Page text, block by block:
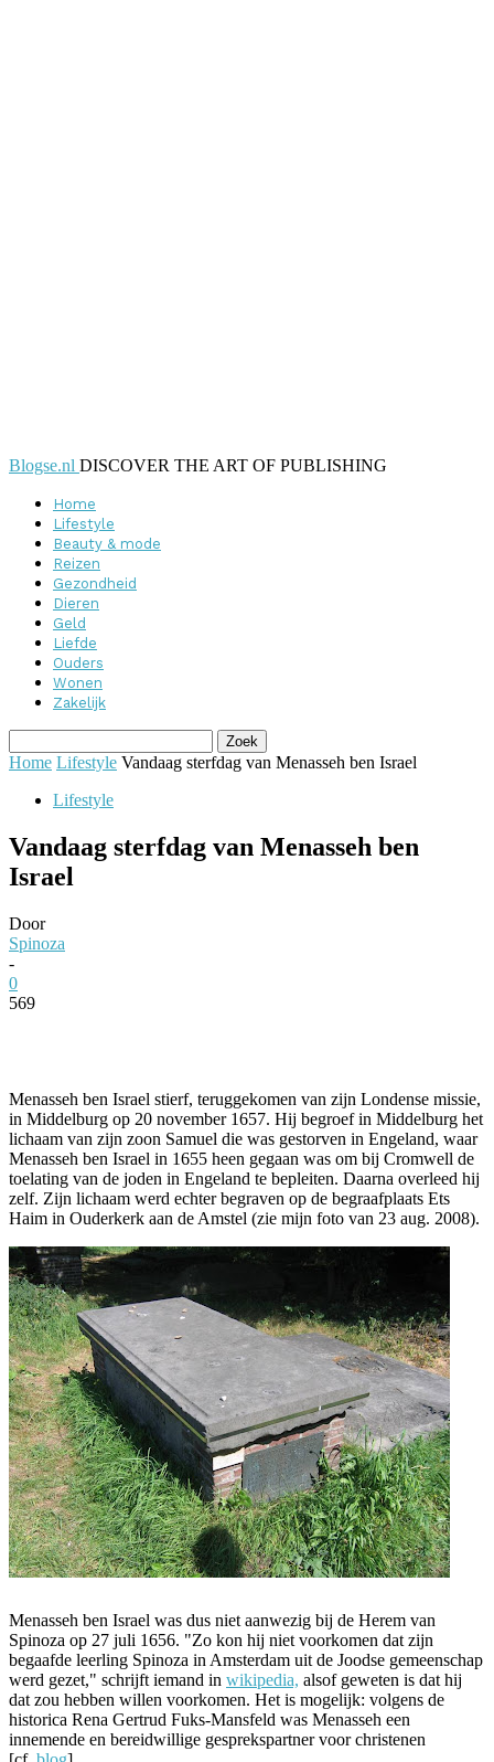
Blogse.nl DISCOVER THE ART OF PUBLISHING
Home
Lifestyle
Beauty & mode
Reizen
Gezondheid
Dieren
Geld
Liefde
Ouders
Wonen
Zakelijk
Home Lifestyle Vandaag sterfdag van Menasseh ben Israel
Lifestyle
Vandaag sterfdag van Menasseh ben
Israel
Door
Spinoza
-
0
569
Menasseh ben Israel stierf, teruggekomen van zijn Londense missie,
in Middelburg op 20 november 1657. Hij begroef in Middelburg het
lichaam van zijn zoon Samuel die was gestorven in Engeland, waar
Menasseh ben Israel in 1655 heen gegaan was om bij Cromwell de
toelating van de joden in Engeland te bepleiten. Daarna overleed hij
zelf. Zijn lichaam werd echter begraven op de begraafplaats Ets
Haim in Ouderkerk aan de Amstel (zie mijn foto van 23 aug. 2008).
Menasseh ben Israel was dus niet aanwezig bij de Herem van
Spinoza op 27 juli 1656. "Zo kon hij niet voorkomen dat zijn
begaafde leerling Spinoza in Amsterdam uit de Joodse gemeenschap
werd gezet," schrijft iemand in wikipedia, alsof geweten is dat hij
dat zou hebben willen voorkomen. Het is mogelijk: volgens de
historica Rena Gertrud Fuks-Mansfeld was Menasseh een
innemende en bereidwillige gesprekspartner voor christenen